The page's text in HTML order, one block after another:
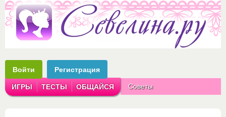
Войти Регистрация
ИГРЫ ТЕСТЫ ОБЩАЙСЯ Советы